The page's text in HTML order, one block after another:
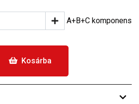
A+B+C komponens
Kosárba